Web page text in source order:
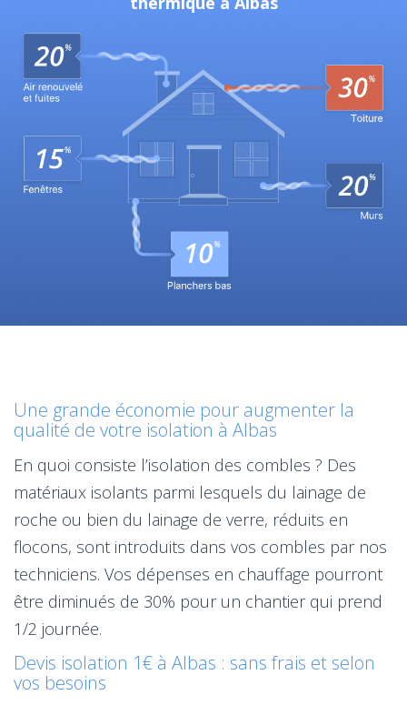
Une grande économie pour augmenter la
qualité de votre isolation à Albas
En quoi consiste l’isolation des combles ? Des
matériaux isolants parmi lesquels du lainage de
roche ou bien du lainage de verre, réduits en
flocons, sont introduits dans vos combles par nos
techniciens. Vos dépenses en chauffage pourront
être diminués de 30% pour un chantier qui prend
1/2 journée.
Devis isolation 1€ à Albas : sans frais et selon
vos besoins